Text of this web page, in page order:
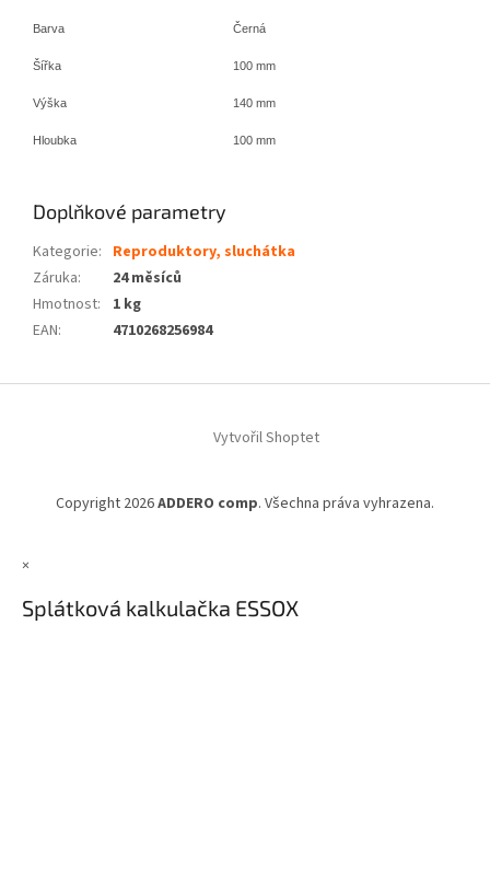
Barva Černá
Šířka 100 mm
Výška 140 mm
Hloubka 100 mm
Doplňkové parametry
Kategorie: Reproduktory, sluchátka
Záruka:
24 měsíců
Hmotnost:
1 kg
EAN: 4710268256984
Vytvořil Shoptet
Copyright 2026ADDERO comp. Všechna práva vyhrazena.
×
Splátková kalkulačka ESSOX